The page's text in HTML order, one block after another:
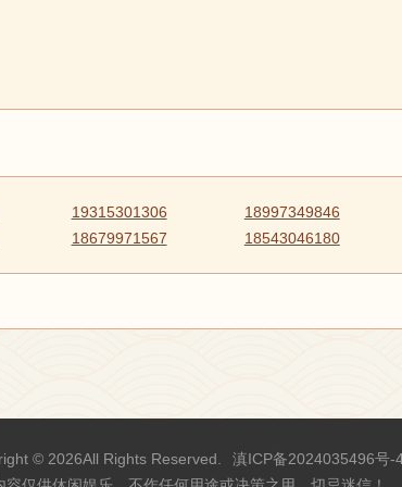
19315301306
18997349846
18679971567 18543046180
© 2026All Rights Reserved.
滇ICP备2024035496号-